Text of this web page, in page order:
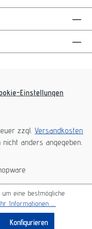
Einstellungen
zzgl. Versandkosten
anders angegeben.
eine bestmögliche
Informationen ...
Konfigurieren